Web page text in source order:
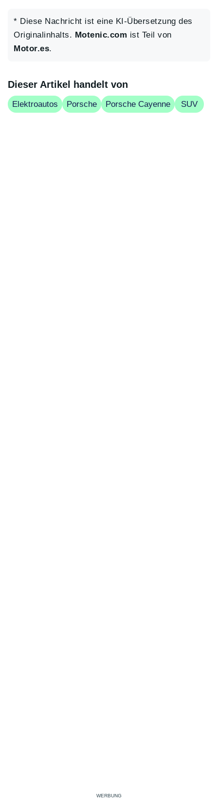
* Diese Nachricht ist eine KI-Übersetzung des
Originalinhalts. Motenic.com ist Teil von
Motor.es.
Dieser Artikel handelt von
Elektroautos Porsche Porsche Cayenne SUV